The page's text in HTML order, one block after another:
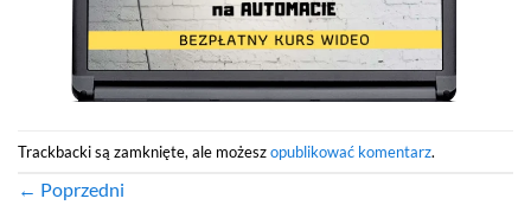
Trackbacki są zamknięte, ale możeszopublikować komentarz.
← Poprzedni